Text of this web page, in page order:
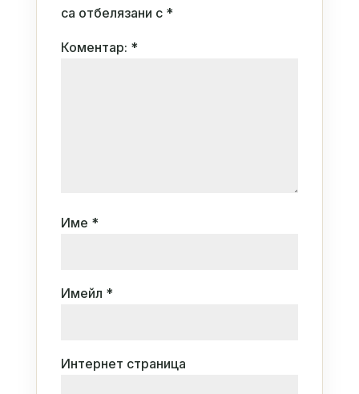
са отбелязани с *
Коментар: *
Име *
Имейл *
Интернет страница